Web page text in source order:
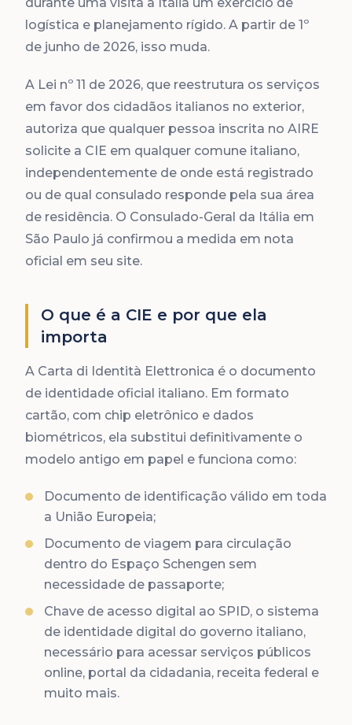
logística e planejamento rígido. A partir de 1º
de junho de 2026, isso muda.
A Lei nº 11 de 2026, que reestrutura os serviços
em favor dos cidadãos italianos no exterior,
autoriza que qualquer pessoa inscrita no AIRE
solicite a CIE em qualquer comune italiano,
independentemente de onde está registrado
ou de qual consulado responde pela sua área
de residência. O Consulado-Geral da Itália em
São Paulo já confirmou a medida em nota
oficial em seu site.
O que é a CIE e por que ela
importa
A Carta di Identità Elettronica é o documento
de identidade oficial italiano. Em formato
cartão, com chip eletrônico e dados
biométricos, ela substitui definitivamente o
modelo antigo em papel e funciona como:
Documento de identificação válido em toda
a União Europeia;
Documento de viagem para circulação
dentro do Espaço Schengen sem
necessidade de passaporte;
Chave de acesso digital ao SPID, o sistema
de identidade digital do governo italiano,
necessário para acessar serviços públicos
online, portal da cidadania, receita federal e
muito mais.